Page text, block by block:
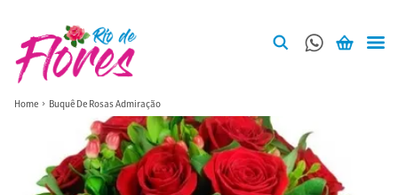
Home Buquê De Rosas Admiração